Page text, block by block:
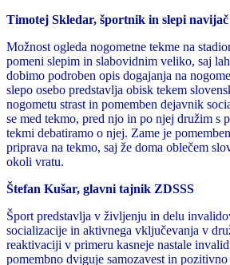
Timotej Skledar, športnik in slepi navijač
Možnost ogleda nogometne tekme na
pomeni slepim in slabovidnim veliko, saj
dobimo podroben opis dogajanja na
slepo osebo predstavlja obisk tekem
nogometu strast in pomemben dejavnik
se med tekmo, pred njo in po njej družim s
tekmi debatiramo o njej. Zame je
priprava na tekmo, saj že doma oblečem
okoli vratu.
Štefan Kušar, glavni tajnik ZDSSS
Šport predstavlja v življenju in delu
socializacije in aktivnega vključevanja v
reaktivaciji v primeru kasneje nastale
pomembno dviguje samozavest in